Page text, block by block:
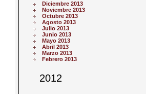
Diciembre 2013
Noviembre 2013
Octubre 2013
Agosto 2013
Julio 2013
Junio 2013
Mayo 2013
Abril 2013
Marzo 2013
Febrero 2013
2012